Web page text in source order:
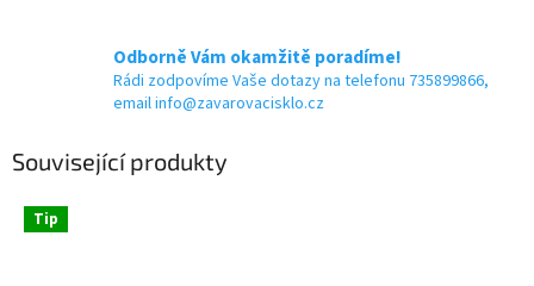
Odborně Vám okamžitě poradíme!
Rádi zodpovíme Vaše dotazy na telefonu 735899866,
email info@zavarovacisklo.cz
Související produkty
Tip